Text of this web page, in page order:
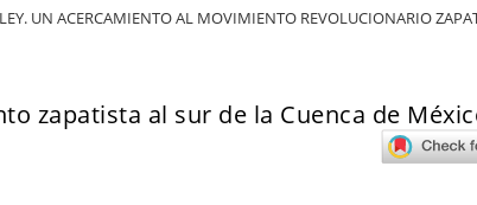
UN ACERCAMIENTO AL MOVIMIENTO REVOLUCIONARIO
zapatista al sur de la Cuenca de